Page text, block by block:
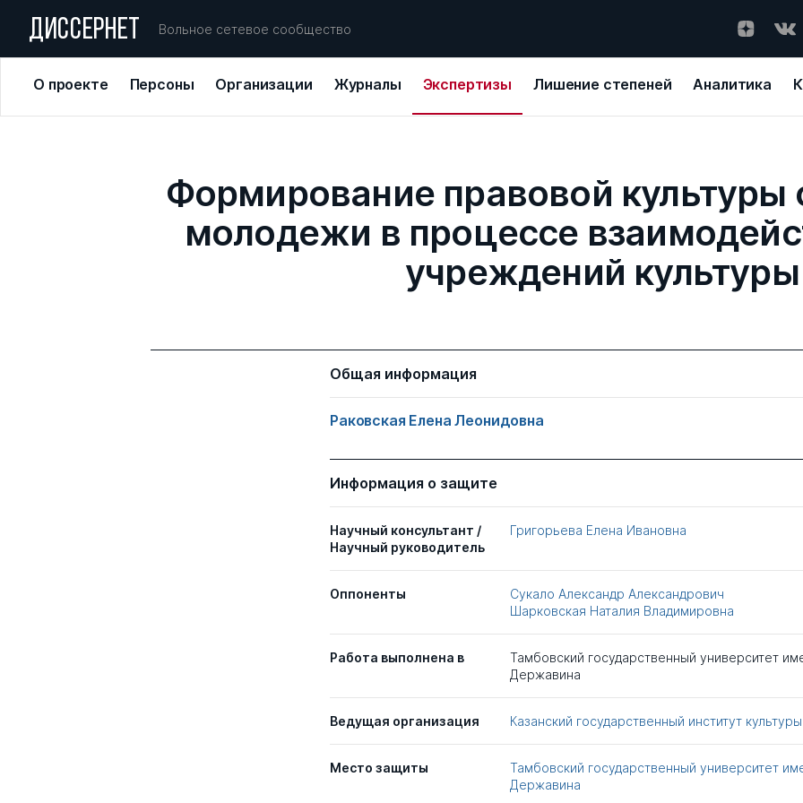
ДИССЕРНЕТ Вольное сетевое сообщество
О проекте Персоны Организации Журналы Экспертизы Лишение степеней Аналитика
Формирование правовой культуры
молодежи в процессе
учреждений культуры
Общая информация
Раковская Елена Леонидовна
Информация о защите
Научный консультант /
Научный руководитель
Григорьева Елена Ивановна
Оппоненты
Сукало Александр Александрович
Шарковская Наталия Владимировна
Работа выполнена в
Тамбовский государственный университет
Державина
Ведущая организация Казанский государственный институт культуры
Место защиты
Тамбовский государственный университет
Державина